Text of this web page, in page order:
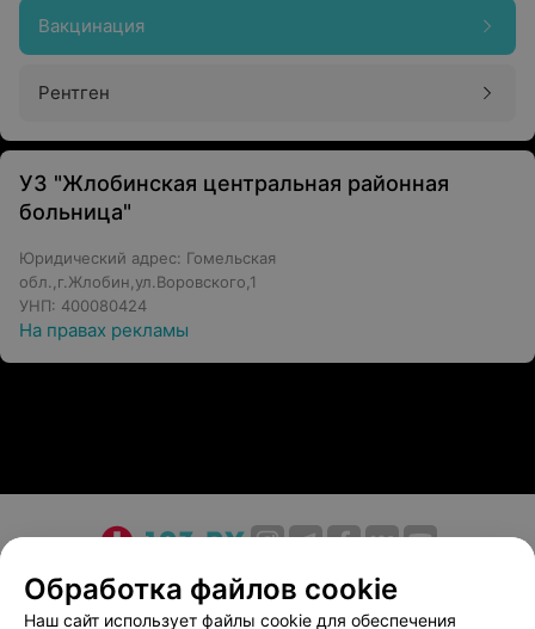
Вакцинация
Рентген
УЗ "Жлобинская центральная районная
больница"
Юридический адрес: Гомельская
обл.,г.Жлобин,ул.Воровского,1
УНП: 400080424
На правах рекламы
О проекте Новости проекта
Размещение рекламы
Медицинский маркетинг
Публичный договор
Обработка файлов cookie
Наш сайт использует файлы cookie для обеспечения